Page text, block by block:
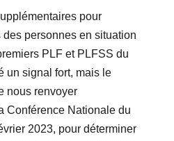
pour
personnes en situation
PLF et PLFSS du
un signal fort, mais le
nous renvoyer
Conférence Nationale du
2023, pour déterminer